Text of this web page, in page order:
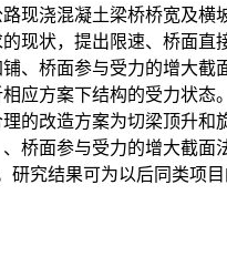
现浇混凝土梁桥桥宽及横
现状，提出限速、桥面直
、桥面参与受力的增大截
应方案下结构的受力状态
的改造方案为切梁顶升和
桥面参与受力的增大截面
研究结果可为以后同类项